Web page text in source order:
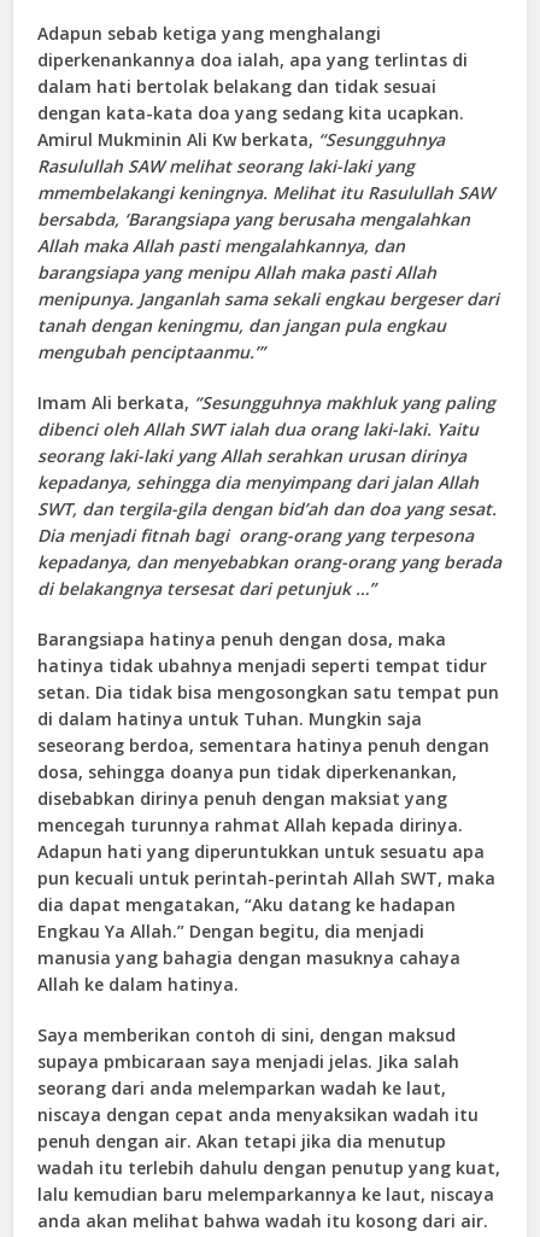
Adapun sebab ketiga yang menghalangi
diperkenankannya doa ialah, apa yang terlintas di
dalam hati bertolak belakang dan tidak sesuai
dengan kata-kata doa yang sedang kita ucapkan.
Amirul Mukminin Ali Kw berkata, “Sesungguhnya
Rasulullah SAWmelihat seorang laki-laki yang
mmembelakangi keningnya. Melihat itu Rasulullah SAW
bersabda, ‘Barangsiapa yang berusaha mengalahkan
Allah maka Allah pasti mengalahkannya, dan
barangsiapa yang menipu Allah maka pasti Allah
menipunya. Janganlah sama sekali engkau bergeser dari
tanah dengan keningmu, dan jangan pula engkau
mengubah penciptaanmu.’”
Imam Ali berkata, “Sesungguhnya makhluk yang paling
dibenci oleh Allah SWT ialah dua orang laki-laki. Yaitu
seorang laki-laki yang Allah serahkan urusan dirinya
kepadanya, sehingga dia menyimpang dari jalan Allah
SWT, dan tergila-gila dengan bid’ah dan doa yang sesat.
Dia menjadi fitnah bagi orang-orang yang terpesona
kepadanya, dan menyebabkan orang-orang yang berada
di belakangnya tersesat dari petunjuk …”
Barangsiapa hatinya penuh dengan dosa, maka
hatinya tidak ubahnya menjadi seperti tempat tidur
setan. Dia tidak bisa mengosongkan satu tempat pun
di dalam hatinya untuk Tuhan. Mungkin saja
seseorang berdoa, sementara hatinya penuh dengan
dosa, sehingga doanya pun tidak diperkenankan,
disebabkan dirinya penuh dengan maksiat yang
mencegah turunnya rahmat Allah kepada dirinya.
Adapun hati yang diperuntukkan untuk sesuatu apa
pun kecuali untuk perintah-perintah Allah SWT, maka
dia dapat mengatakan, “Aku datang ke hadapan
Engkau Ya Allah.” Dengan begitu, dia menjadi
manusia yang bahagia dengan masuknya cahaya
Allah ke dalam hatinya.
Saya memberikan contoh di sini, dengan maksud
supaya pmbicaraan saya menjadi jelas. Jika salah
seorang dari anda melemparkan wadah ke laut,
niscaya dengan cepat anda menyaksikan wadah itu
penuh dengan air. Akan tetapi jika dia menutup
wadah itu terlebih dahulu dengan penutup yang kuat,
lalu kemudian baru melemparkannya ke laut, niscaya
anda akan melihat bahwa wadah itu kosong dari air.